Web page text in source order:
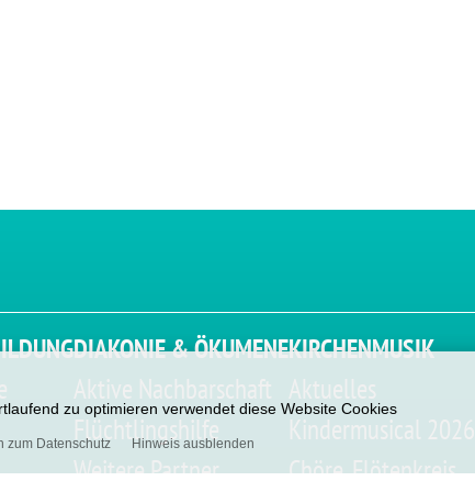
DIAKONIE & ÖKUMENE
Aktive Nachbarschaft
Flüchtlingshilfe
Weitere Partner
KIRCHENMUSIK
Aktuelles
Kindermusical 2026
Chöre, Flötenkreis
zu optimieren verwendet diese Website Cookies
zum Datenschutz Hinweis ausblenden